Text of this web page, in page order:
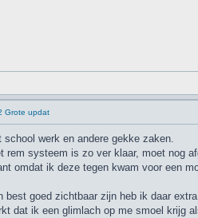
Grote updat
werk en andere gekke zaken.
systeem is zo ver klaar, moet nog
omdat ik deze tegen kwam voor een
best goed zichtbaar zijn heb ik daar
dat ik een glimlach op me smoel